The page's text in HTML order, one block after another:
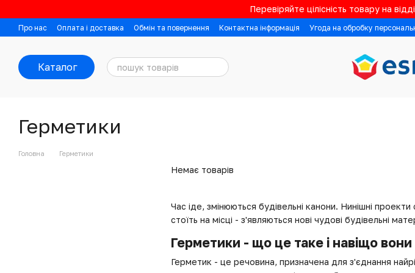
Перевіряйте цілісність товару на
Про нас Оплата і доставка Обмін та повернення Контактна інформація Угода на обробку
Каталог
Герметики
Головна Герметики
Час іде, змінюються будівельні канони. Нинішні
стоїть на місці - з'являються нові чудові будівельні
Герметики - що це таке і навіщо вони
Герметик - це речовина, призначена для з'єднання
Немає товарів